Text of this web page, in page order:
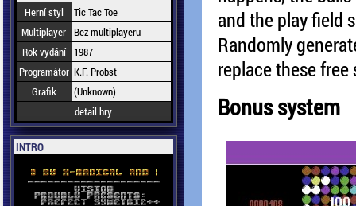
Herní styl
Tic Tac Toe
Multiplayer Bez multiplayeru
Rok vydání
1987
Programátor K.F. Probst
Grafik
(Unknown)
detail hry
INTRO
and the play field
Randomly
replace these free
Bonus system